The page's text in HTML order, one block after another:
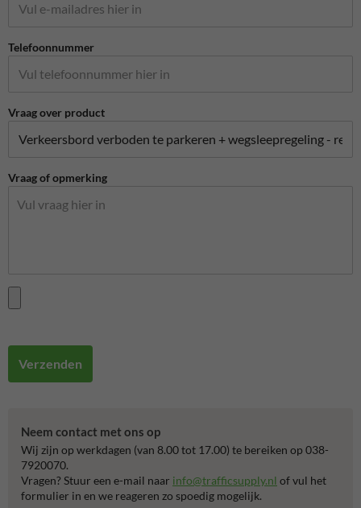
Telefoonnummer
Vraag over product
Vraag of opmerking
Verzenden
Neem contact met ons op
Wij zijn op werkdagen (van 8.00 tot 17.00) te bereiken op 038-
7920070.
Vragen? Stuur een e-mail naar info@trafficsupply.nl of vul het
formulier in en we reageren zo spoedig mogelijk.